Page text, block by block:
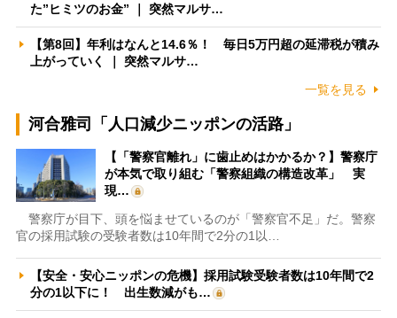
た”ヒミツのお金” ｜ 突然マルサ…
【第8回】年利はなんと14.6％！ 毎日5万円超の延滞税が積み
上がっていく ｜ 突然マルサ…
一覧を見る
河合雅司「人口減少ニッポンの活路」
【「警察官離れ」に歯止めはかかるか？】警察庁
が本気で取り組む「警察組織の構造改革」 実
現…
警察庁が目下、頭を悩ませているのが「警察官不足」だ。警察
官の採用試験の受験者数は10年間で2分の1以…
【安全・安心ニッポンの危機】採用試験受験者数は10年間で2
分の1以下に！ 出生数減がも…